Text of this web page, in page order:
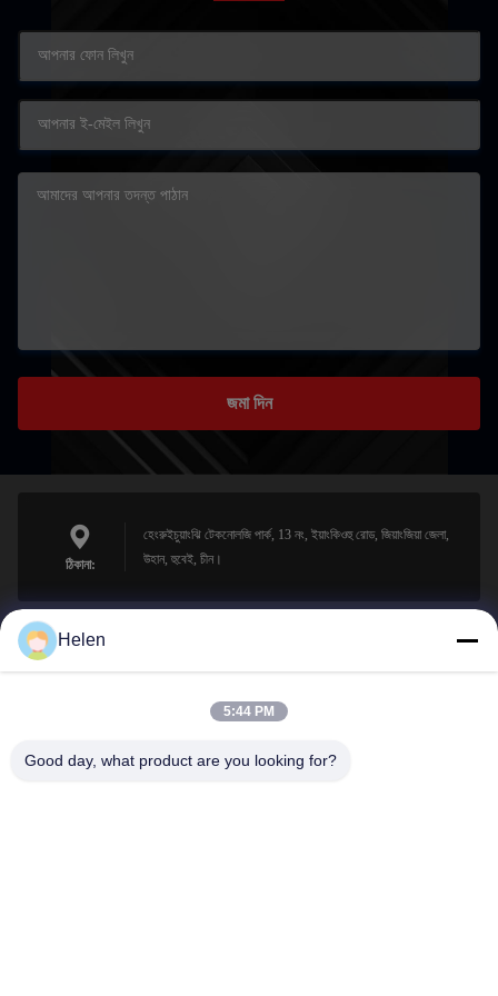
জমা দিন
ঠিকানা:
হেংরুইচুয়াংঝি টেকনোলজি পার্ক, 13 নং, ইয়াংকিওহু রোড, জিয়াংজিয়া জেলা,
উহান, হুবেই, চীন।
sales@perfectlaser.net
Helen
5:44 PM
Good day, what product are you looking for?